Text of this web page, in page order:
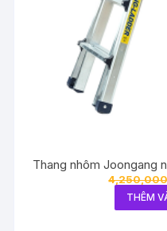
Thang nhôm Joongang
THÊM